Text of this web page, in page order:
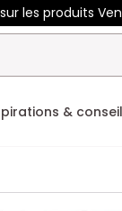
sur les produits
&